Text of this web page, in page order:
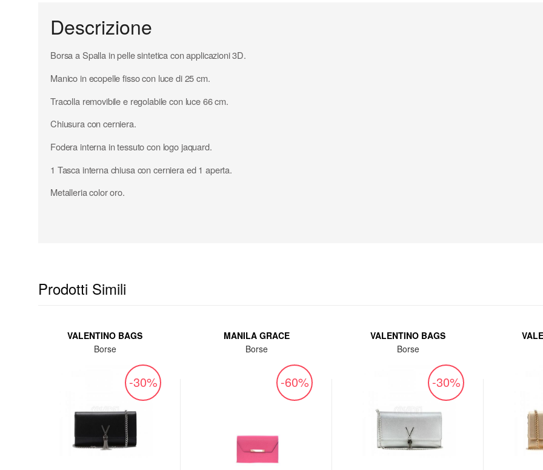
Descrizione
Borsa a Spalla in pelle sintetica con applicazioni 3D.
Manico in ecopelle fisso con luce di 25 cm.
Tracolla removibile e regolabile con luce 66 cm.
Chiusura con cerniera.
Fodera interna in tessuto con logo jaquard.
1 Tasca interna chiusa con cerniera ed 1 aperta.
Metalleria color oro.
Prodotti Simili
VALENTINO BAGS
Borse
-30%
MANILA GRACE
Borse
-60%
VALENTINO BAGS
Borse
-30%